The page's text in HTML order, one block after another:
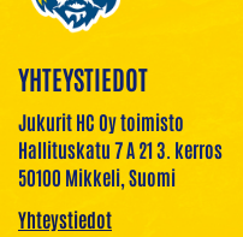
YHTEYSTIEDOT
Jukurit HC Oy toimisto
Hallituskatu 7 A 21 3. kerros
50100 Mikkeli, Suomi
Yhteystiedot